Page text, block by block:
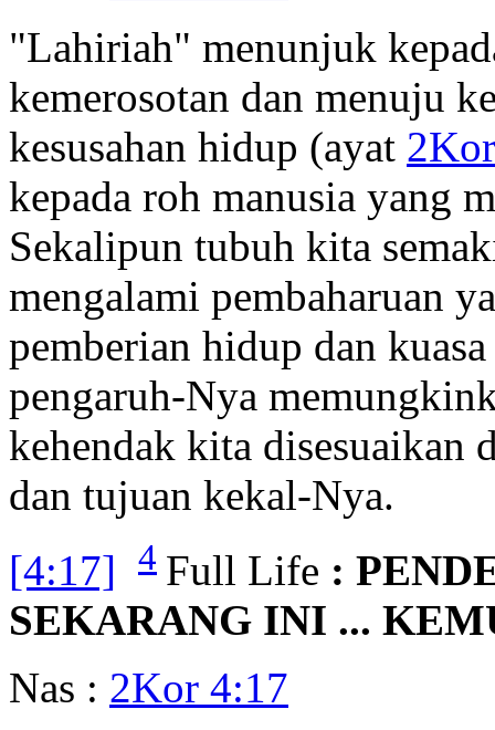
"Lahiriah" menunjuk
kemerosotan dan menuju
kesusahan hidup (ayat
kepada roh manusia yang
Sekalipun tubuh kita
mengalami pembaharuan
pemberian hidup dan
pengaruh-Nya
kehendak kita disesuaikan
dan tujuan kekal-Nya.
[4:17]
4 Full Life :
SEKARANG INI ...
Nas : 2Kor 4:17